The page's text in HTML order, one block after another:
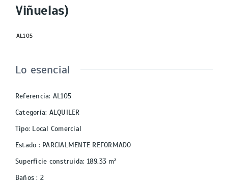
Viñuelas)
AL105
Lo esencial
Referencia: AL105
Categoría: ALQUILER
Tipo: Local Comercial
Estado : PARCIALMENTE REFORMADO
Superficie construida: 189.33 m²
Baños: 2